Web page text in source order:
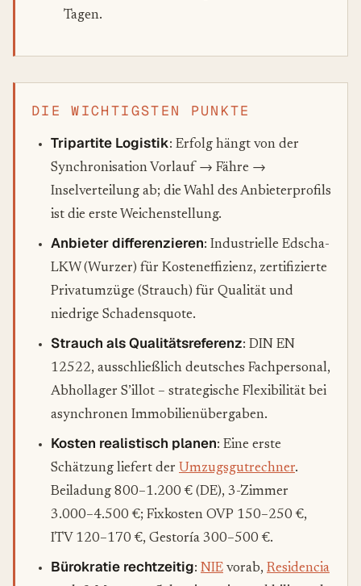
Tagen.
DIE WICHTIGSTEN PUNKTE
Tripartite Logistik: Erfolg hängt von der
Synchronisation Vorlauf → Fähre →
Inselverteilung ab; die Wahl des Anbieterprofils
ist die erste Weichenstellung.
Anbieter differenzieren: Industrielle Edscha-
LKW (Wurzer) für Kosteneffizienz, zertifizierte
Privatumzüge (Strauch) für Qualität und
niedrige Schadensquote.
Strauch als Qualitätsreferenz: DIN EN
12522, ausschließlich deutsches Fachpersonal,
Abhollager S’illot – strategische Flexibilität bei
asynchronen Immobilienübergaben.
Kosten realistisch planen: Eine erste
Schätzung liefert der Umzugsgutrechner.
Beiladung 800–1.200 € (DE), 3-Zimmer
3.000–4.500 €; Fixkosten OVP 150–250 €,
ITV 120–170 €, Gestoría 300–500 €.
Bürokratie rechtzeitig: NIE vorab, Residencia